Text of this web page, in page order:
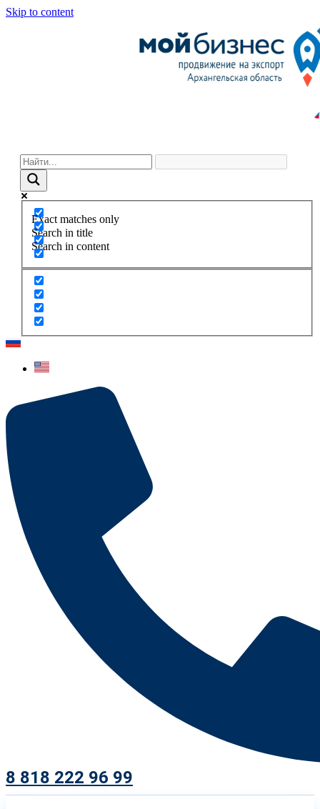
Skip to content
Exact matches only
Search in title
Search in content
8 818 222 96 99​